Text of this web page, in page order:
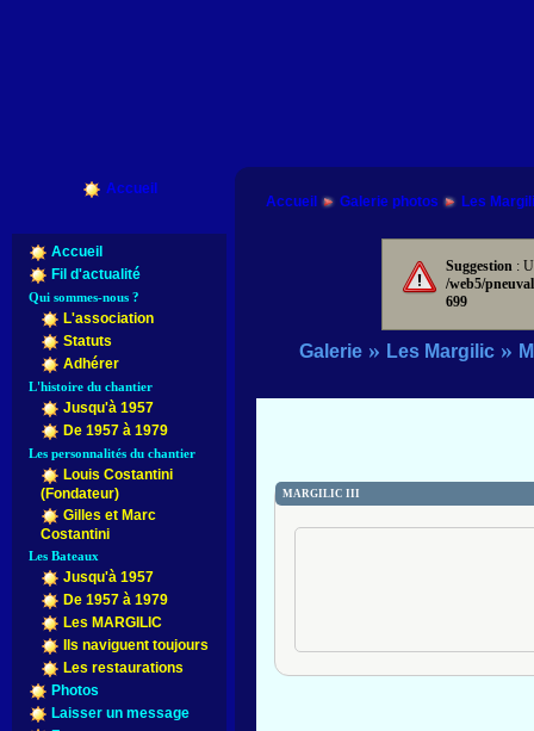
Accueil
Accueil
Fil d'actualité
Qui sommes-nous ?
L'association
Statuts
Adhérer
L'histoire du chantier
Jusqu'à 1957
De 1957 à 1979
Les personnalités du chantier
Louis Costantini
(Fondateur)
Gilles et Marc
Costantini
Les Bateaux
Jusqu'à 1957
De 1957 à 1979
Les MARGILIC
Ils naviguent toujours
Les restaurations
Photos
Laisser un message
Accueil Galerie photos Les
Suggestion :
/web5/
699
Galerie» Les Margilic»
MARGILIC III